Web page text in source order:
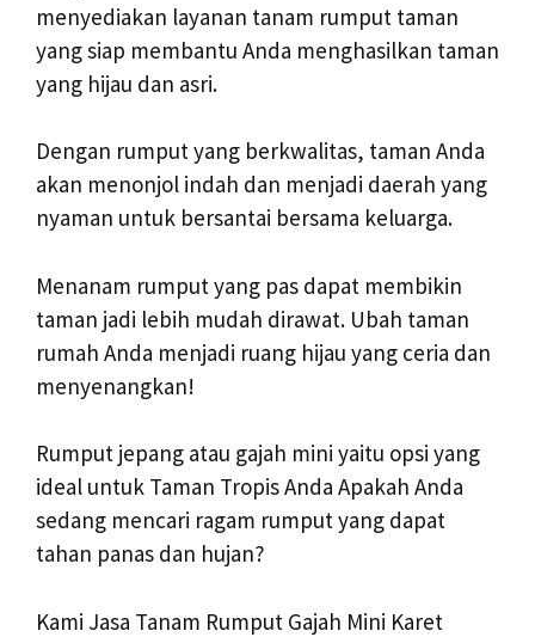
menyediakan layanan tanam rumput taman
yang siap membantu Anda menghasilkan taman
yang hijau dan asri.
Dengan rumput yang berkwalitas, taman Anda
akan menonjol indah dan menjadi daerah yang
nyaman untuk bersantai bersama keluarga.
Menanam rumput yang pas dapat membikin
taman jadi lebih mudah dirawat. Ubah taman
rumah Anda menjadi ruang hijau yang ceria dan
menyenangkan!
Rumput jepang atau gajah mini yaitu opsi yang
ideal untuk Taman Tropis Anda Apakah Anda
sedang mencari ragam rumput yang dapat
tahan panas dan hujan?
Kami Jasa Tanam Rumput Gajah Mini Karet